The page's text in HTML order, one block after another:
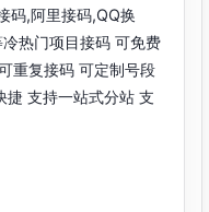
码,阿里接码,QQ换
热门项目接码 可免费
重复接码 可定制号段
捷 支持一站式分站 支